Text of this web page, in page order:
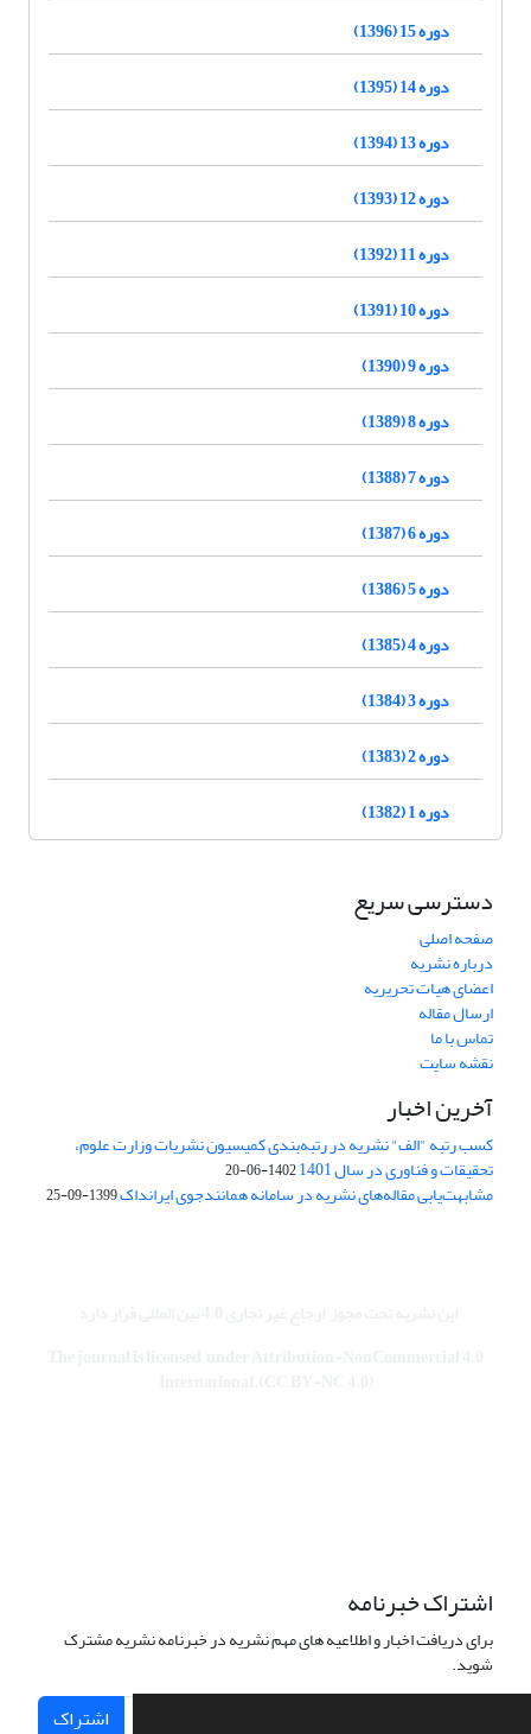
دوره 15 (1396)
دوره 14 (1395)
دوره 13 (1394)
دوره 12 (1393)
دوره 11 (1392)
دوره 10 (1391)
دوره 9 (1390)
دوره 8 (1389)
دوره 7 (1388)
دوره 6 (1387)
دوره 5 (1386)
دوره 4 (1385)
دوره 3 (1384)
دوره 2 (1383)
دوره 1 (1382)
دسترسی سریع
صفحه اصلی
درباره نشریه
اعضای هیات تحریریه
ارسال مقاله
تماس با ما
نقشه سایت
آخرین اخبار
کسب رتبه "الف" نشریه در رتبه‌بندی کمیسیون نشریات وزارت علوم،
تحقیقات و فناوری در سال 1401 1402-06-20
مشابهت‌یابی مقاله‌های نشریه در سامانه همانندجوی ایرانداک1399-09-25
اشتراک خبرنامه
برای دریافت اخبار و اطلاعیه های مهم نشریه در خبرنامه نشریه مشترک
شوید.
اشتراک